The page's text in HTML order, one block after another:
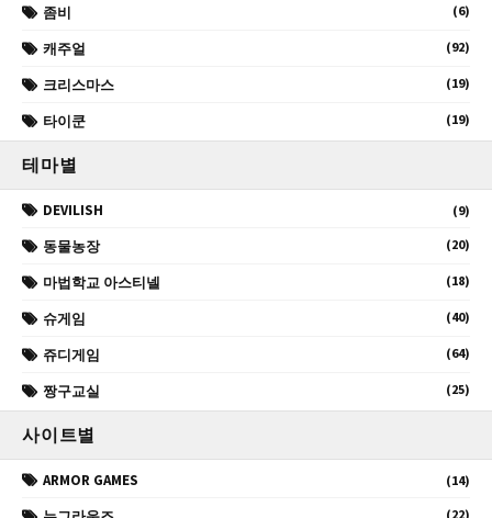
좀비 (6)
캐주얼 (92)
크리스마스 (19)
타이쿤 (19)
테마별
DEVILISH (9)
동물농장 (20)
마법학교 아스티넬 (18)
슈게임 (40)
쥬디게임 (64)
짱구교실 (25)
사이트별
ARMOR GAMES (14)
(22)